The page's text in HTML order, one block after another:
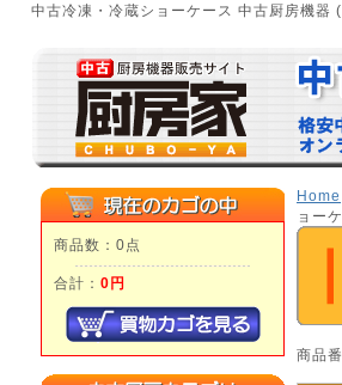
中古冷凍・冷蔵ショーケース 中古厨房機器
商品数：0点
合計： 0円
Home
ョー
商品